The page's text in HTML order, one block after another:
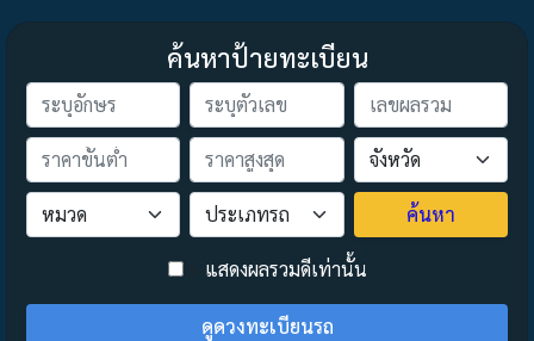
ค้นหาป้ายทะเบียน
ค้นหา
> แสดงผลรวมดีเท่านั้น
ดูดวงทะเบียนรถ